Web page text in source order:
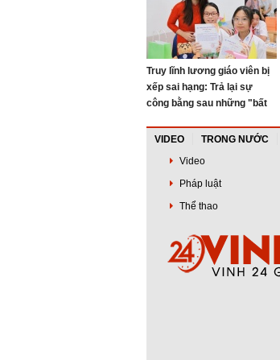
Truy lĩnh lương giáo viên bị
xếp sai hạng: Trả lại sự
công bằng sau những "bất
VIDEO TRONG NƯỚC
Video
Pháp luật
Thể thao